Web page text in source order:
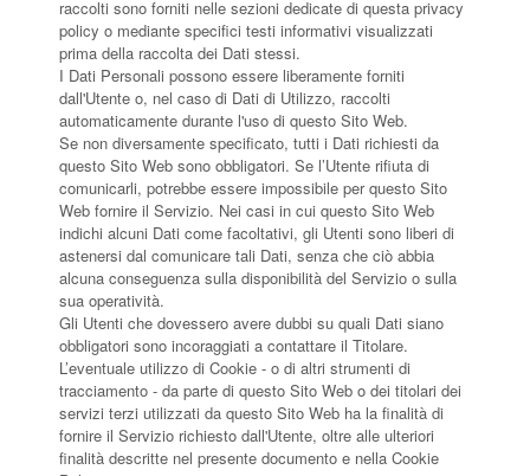
raccolti sono forniti nelle sezioni dedicate di questa privacy
policy o mediante specifici testi informativi visualizzati
prima della raccolta dei Dati stessi.
I Dati Personali possono essere liberamente forniti
dall'Utente o, nel caso di Dati di Utilizzo, raccolti
automaticamente durante l'uso di questo Sito Web.
Se non diversamente specificato, tutti i Dati richiesti da
questo Sito Web sono obbligatori. Se l’Utente rifiuta di
comunicarli, potrebbe essere impossibile per questo Sito
Web fornire il Servizio. Nei casi in cui questo Sito Web
indichi alcuni Dati come facoltativi, gli Utenti sono liberi di
astenersi dal comunicare tali Dati, senza che ciò abbia
alcuna conseguenza sulla disponibilità del Servizio o sulla
sua operatività.
Gli Utenti che dovessero avere dubbi su quali Dati siano
obbligatori sono incoraggiati a contattare il Titolare.
L’eventuale utilizzo di Cookie - o di altri strumenti di
tracciamento - da parte di questo Sito Web o dei titolari dei
servizi terzi utilizzati da questo Sito Web ha la finalità di
fornire il Servizio richiesto dall'Utente, oltre alle ulteriori
finalità descritte nel presente documento e nella Cookie